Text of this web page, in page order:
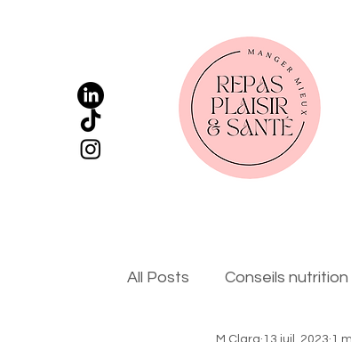
All Posts Conseils nutrition
M Clara 13 juil. 2023 1